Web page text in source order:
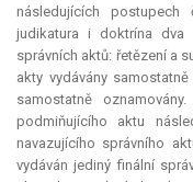
následujících
judikatura i doktrína dva
správních aktů: řetězení a
akty vydávány
samostatně
podmiňujícího aktu
navazujícího správního
vydáván jediný finální